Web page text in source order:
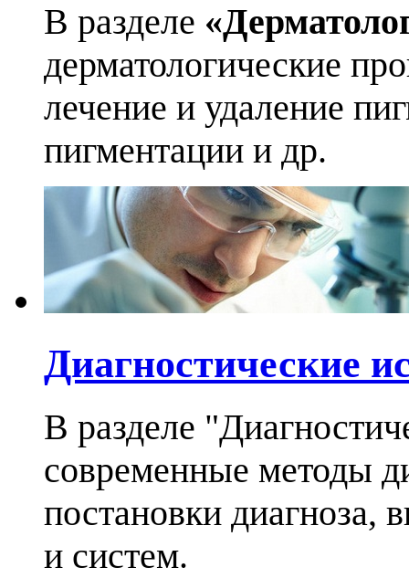
В разделе
дерматологические
лечение и удаление
пигментации и др.
Диагностические
В разделе
современные методы
постановки диагноза,
и систем.